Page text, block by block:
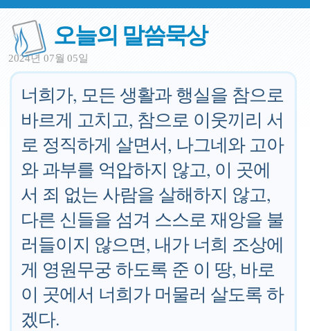
오늘의 말씀묵상
2024년 07월 05일
너희가, 모든 생활과 행실을 참으로
바르게 고치고, 참으로 이웃끼리 서
로 정직하게 살면서, 나그네와 고아
와 과부를 억압하지 않고, 이 곳에
서 죄 없는 사람을 살해하지 않고,
다른 신들을 섬겨 스스로 재앙을 불
러들이지 않으면, 내가 너희 조상에
게 영원무궁 하도록 준 이 땅, 바로
이 곳에서 너희가 머물러 살도록 하
겠다.